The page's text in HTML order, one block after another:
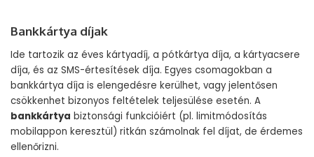
Bankkártya díjak
Ide tartozik az éves kártyadíj, a pótkártya díja, a kártyacsere
díja, és az SMS-értesítések díja. Egyes csomagokban a
bankkártya díja is elengedésre kerülhet, vagy jelentősen
csökkenhet bizonyos feltételek teljesülése esetén. A
bankkártya biztonsági funkcióiért (pl. limitmódosítás
mobilappon keresztül) ritkán számolnak fel díjat, de érdemes
ellenőrizni.